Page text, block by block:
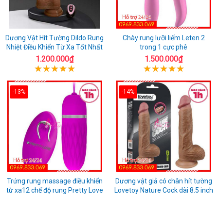
Dương Vật Hít Tường Dildo Rung
Nhiệt Điều Khiển Từ Xa Tốt Nhất
1.200.000₫
Chày rung lưỡi liếm Leten 2
trong 1 cực phê
1.500.000₫
-13%
Trứng rung massage điều khiển
từ xa12 chế độ rung Pretty Love
-14%
Dương vật giả có chân hít tường
Lovetoy Nature Cock dài 8.5 inch